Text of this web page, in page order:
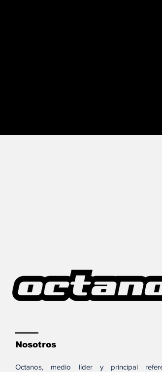
Nosotros
Octanos, medio líder y principal